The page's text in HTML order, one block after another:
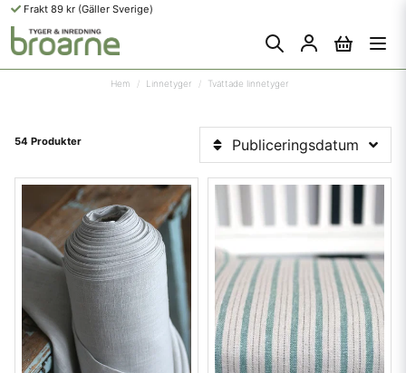
Frakt 89 kr (Gäller Sverige)
Hem Linnetyger Tvättade linnetyger
54 Produkter Publiceringsdatum